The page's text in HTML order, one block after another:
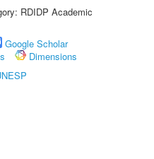
RDIDP Academic
Google Scholar
Dimensions